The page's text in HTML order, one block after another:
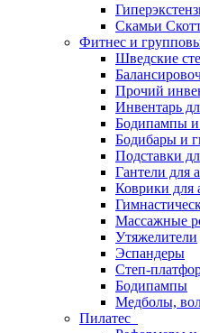
Скамьи
Фитнес и
Шведские
Прочий
Инвентарь
Бодипампы и
Бодибары и
Подставки
Гантели для
Коврики для
Массажные
Утяжелители
Эспандеры
Степ-
Бодипампы
Медболы,
Пилатес